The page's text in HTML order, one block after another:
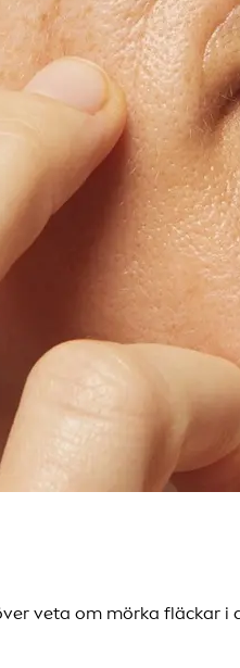
veta om mörka fläckar